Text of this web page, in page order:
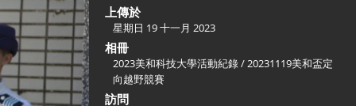
上傳於
星期日 19 十一月 2023
相冊
2023美和科技大學活動紀錄/20231119美和盃定
向越野競賽
訪問